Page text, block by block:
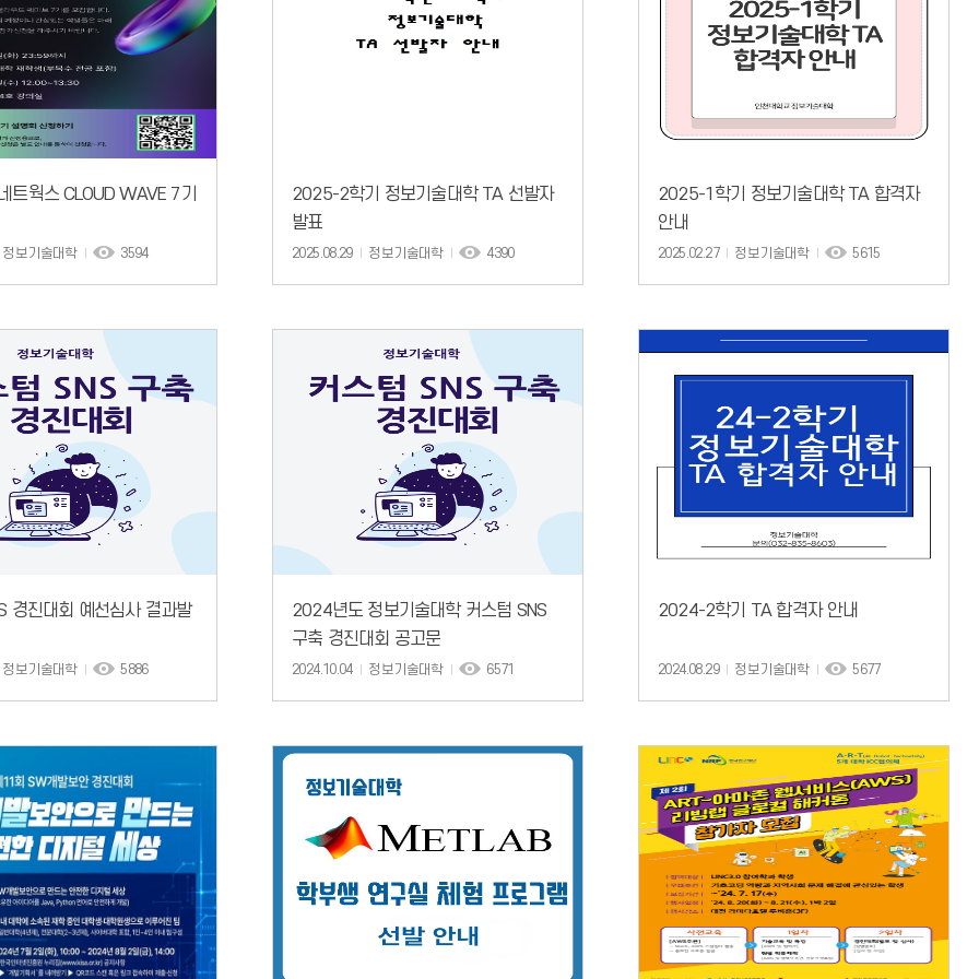
트웍스 CLOUD WAVE 7기
정보기술대학 3594
2025-2학기 정보기술대학 TA 선발자
발표
2025.08.29 정보기술대학 4390
2025-1학기 정보기술대학 TA 합격자
안내
2025.02.27 정보기술대학 5615
경진대회 예선심사 결과발
정보기술대학 5886
2024년도 정보기술대학 커스텀 SNS
구축 경진대회 공고문
2024.10.04 정보기술대학 6571
2024-2학기 TA 합격자 안내
2024.08.29 정보기술대학 5677